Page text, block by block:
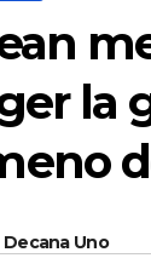
la
Decana Uno